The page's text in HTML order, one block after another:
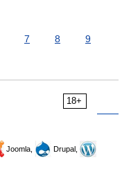
7 8
9
18+
Joomla,
Drupal,